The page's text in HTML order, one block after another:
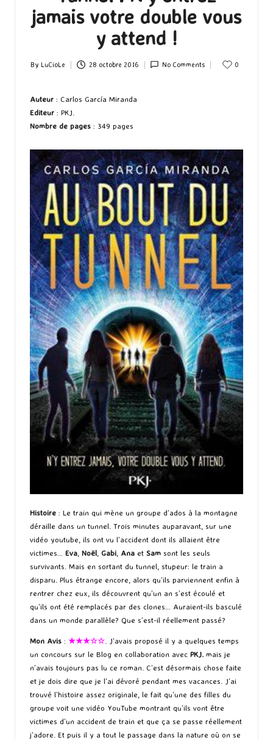
jamais votre double vous
y attend !
Posted
By LuCioLe 28 octobre 2016 No Comments 0
Auteur : Carlos García Miranda
Editeur : PKJ.
Nombre de pages : 349 pages
Histoire : Le train qui mène un groupe d’ados à la montagne
déraille dans un tunnel. Trois minutes auparavant, sur une
vidéo youtube, ils ont vu l’accident dont ils allaient être
victimes… Eva Noël Gabi Ana et Sam sont les seuls
survivants. Mais en sortant du tunnel, stupeur: le train a
disparu. Plus étrange encore, alors qu’ils parviennent enfin à
rentrer chez eux, ils découvrent qu’un an s’est écoulé et
qu’ils ont été remplacés par des clones… Auraient-ils basculé
dans un monde parallèle? Que s’est-il réellement passé?
Mon Avis : ★★★☆☆ . J’avais proposé il y a quelques temps
un concours sur le Blog en collaboration avec PKJ. mais je
n’avais toujours pas lu ce roman. C’est désormais chose faite
et je dois dire que je l’ai dévoré pendant mes vacances. J’ai
trouvé l’histoire assez originale, le fait qu’une des filles du
groupe voit une vidéo YouTube montrant qu’ils vont être
victimes d’un accident de train et que ça se passe réellement
j’adore. Et puis il y a tout le passage dans la nature où on se